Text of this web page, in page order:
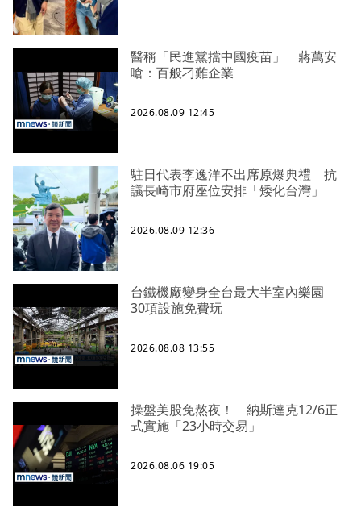
醫稱「民進黨擋中國疫苗」 蔣萬安
嗆：百般刁難企業
2026.08.09 12:45
駐日代表李逸洋不出席原爆典禮 抗
議長崎市府座位安排「矮化台灣」
2026.08.09 12:36
台鐵機廠變身全台最大半室內樂園
30項設施免費玩
2026.08.08 13:55
操盤美股免熬夜！ 納斯達克12/6正
式實施「23小時交易」
2026.08.06 19:05